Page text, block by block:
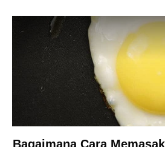
Bagaimana Cara